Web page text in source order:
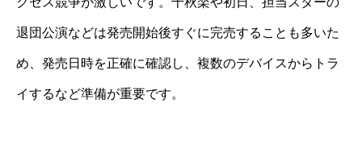
退団公演などは発売開始後すぐに完売することも多いた
め、発売日時を正確に確認し、複数のデバイスからトラ
イするなど準備が重要です。